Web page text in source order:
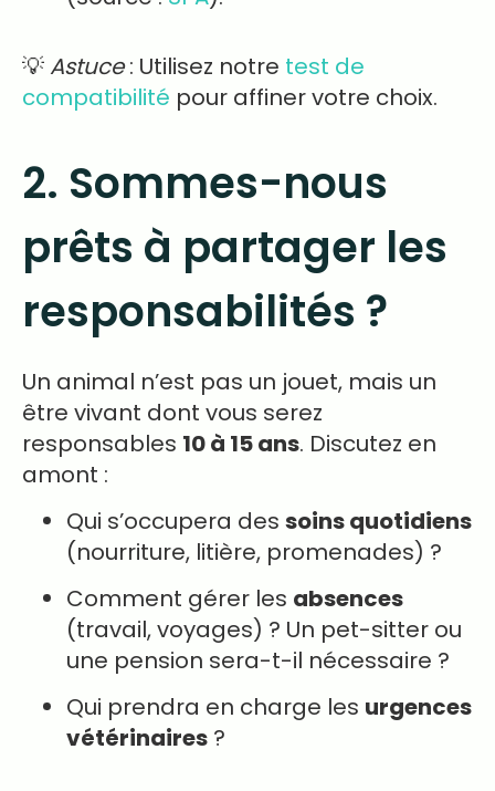
💡 Astuce: Utilisez notre test de
compatibilité pour affiner votre choix.
2. Sommes-nous
prêts à partager les
responsabilités ?
Un animal n’est pas un jouet, mais un
être vivant dont vous serez
responsables 10 à 15 ans. Discutez en
amont :
Qui s’occupera des soins quotidiens
(nourriture, litière, promenades) ?
Comment gérer les absences
(travail, voyages) ? Un pet-sitter ou
une pension sera-t-il nécessaire ?
Qui prendra en charge les urgences
vétérinaires ?